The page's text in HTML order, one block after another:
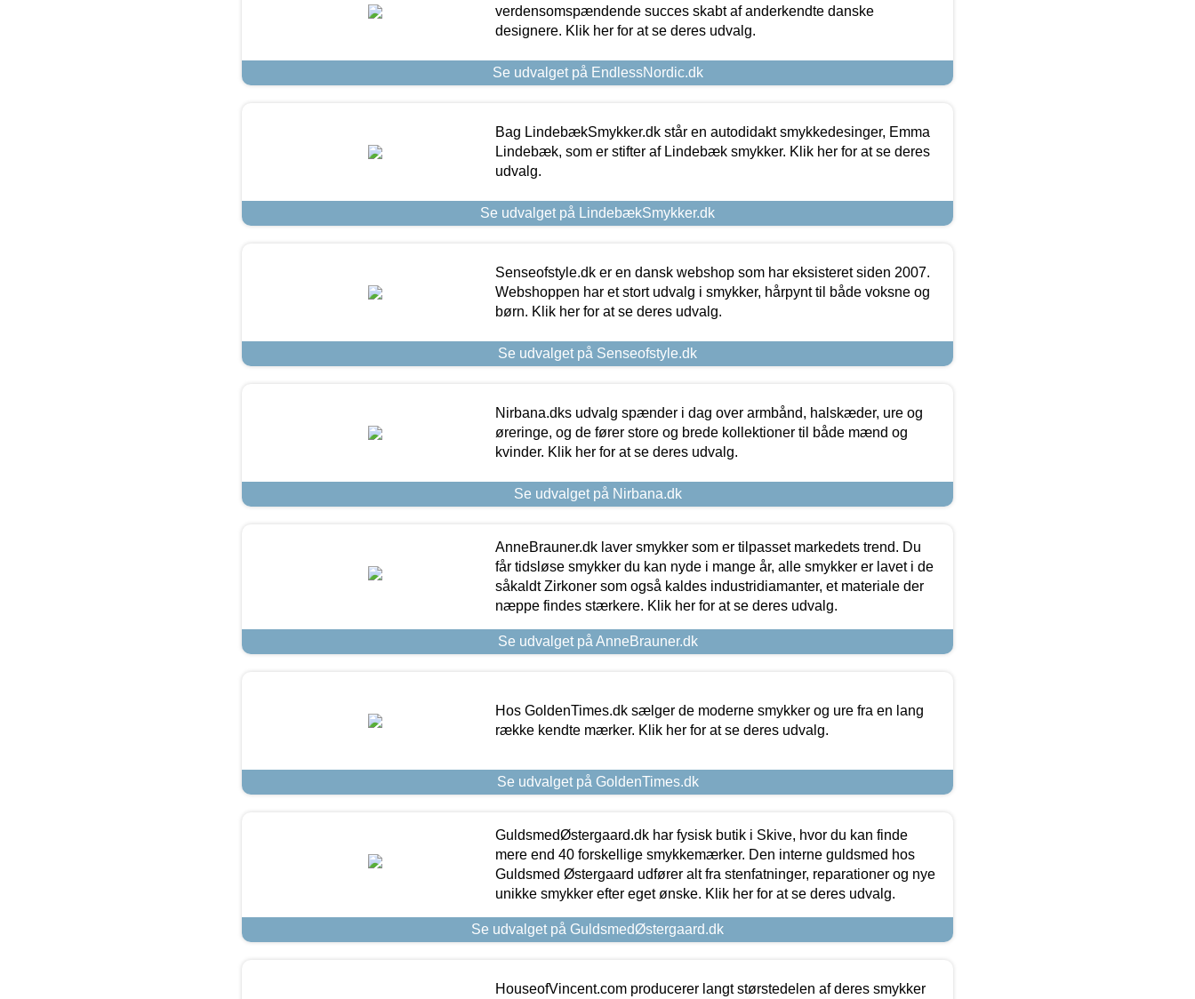
verdensomspændende succes skabt af anderkendte danske
designere. Klik her for at se deres udvalg.
Se udvalget på EndlessNordic.dk
Bag LindebækSmykker.dk står en autodidakt smykkedesinger, Emma
Lindebæk, som er stifter af Lindebæk smykker. Klik her for at se deres
udvalg.
Se udvalget på LindebækSmykker.dk
Senseofstyle.dk er en dansk webshop som har eksisteret siden 2007.
Webshoppen har et stort udvalg i smykker, hårpynt til både voksne og
børn. Klik her for at se deres udvalg.
Se udvalget på Senseofstyle.dk
Nirbana.dks udvalg spænder i dag over armbånd, halskæder, ure og
øreringe, og de fører store og brede kollektioner til både mænd og
kvinder. Klik her for at se deres udvalg.
Se udvalget på Nirbana.dk
AnneBrauner.dk laver smykker som er tilpasset markedets trend. Du
får tidsløse smykker du kan nyde i mange år, alle smykker er lavet i de
såkaldt Zirkoner som også kaldes industridiamanter, et materiale der
næppe findes stærkere. Klik her for at se deres udvalg.
Se udvalget på AnneBrauner.dk
Hos GoldenTimes.dk sælger de moderne smykker og ure fra en lang
række kendte mærker. Klik her for at se deres udvalg.
Se udvalget på GoldenTimes.dk
GuldsmedØstergaard.dk har fysisk butik i Skive, hvor du kan finde
mere end 40 forskellige smykkemærker. Den interne guldsmed hos
Guldsmed Østergaard udfører alt fra stenfatninger, reparationer og nye
unikke smykker efter eget ønske. Klik her for at se deres udvalg.
Se udvalget på GuldsmedØstergaard.dk
HouseofVincent.com producerer langt størstedelen af deres smykker